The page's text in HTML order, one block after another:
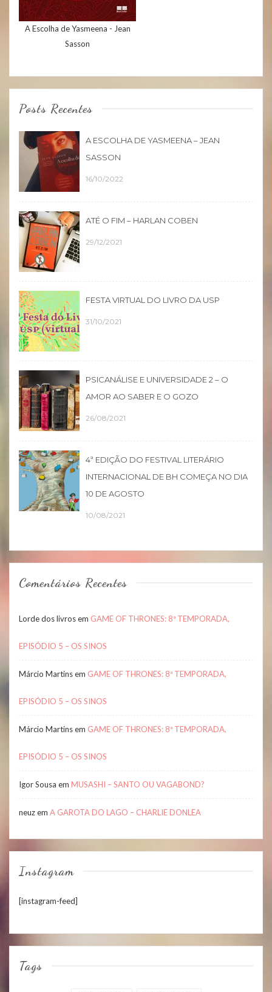
A Escolha de Yasmeena - Jean
Sasson
Posts Recentes
A ESCOLHA DE YASMEENA – JEAN
SASSON
16/10/2022
ATÉ O FIM – HARLAN COBEN
29/12/2021
FESTA VIRTUAL DO LIVRO DA USP
31/10/2021
PSICANÁLISE E UNIVERSIDADE 2 – O
AMOR AO SABER E O GOZO
26/08/2021
4ª EDIÇÃO DO FESTIVAL LITERÁRIO
INTERNACIONAL DE BH COMEÇA NO DIA
10 DE AGOSTO
10/08/2021
Comentários Recentes
Lorde dos livrosem GAME OF THRONES: 8ª TEMPORADA,
EPISÓDIO 5 – OS SINOS
Márcio Martinsem GAME OF THRONES: 8ª TEMPORADA,
EPISÓDIO 5 – OS SINOS
Márcio Martinsem GAME OF THRONES: 8ª TEMPORADA,
EPISÓDIO 5 – OS SINOS
Igor Sousa em MUSASHI – SANTO OU VAGABOND?
neuzem A GAROTA DO LAGO – CHARLIE DONLEA
Instagram
[instagram-feed]
Tags